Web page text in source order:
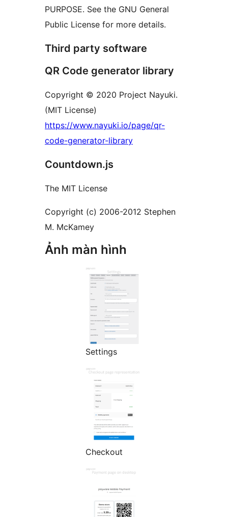
PURPOSE. See the GNU General
Public License for more details.
Third party software
QR Code generator library
Copyright © 2020 Project Nayuki.
(MIT License)
https://www.nayuki.io/page/qr-
code-generator-library
Countdown.js
The MIT License
Copyright (c) 2006-2012 Stephen
M. McKamey
Ảnh màn hình
Settings
Checkout